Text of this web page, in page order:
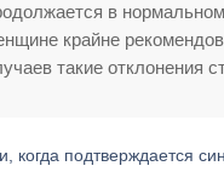
в
крайне
такие отклонения
когда подтверждается